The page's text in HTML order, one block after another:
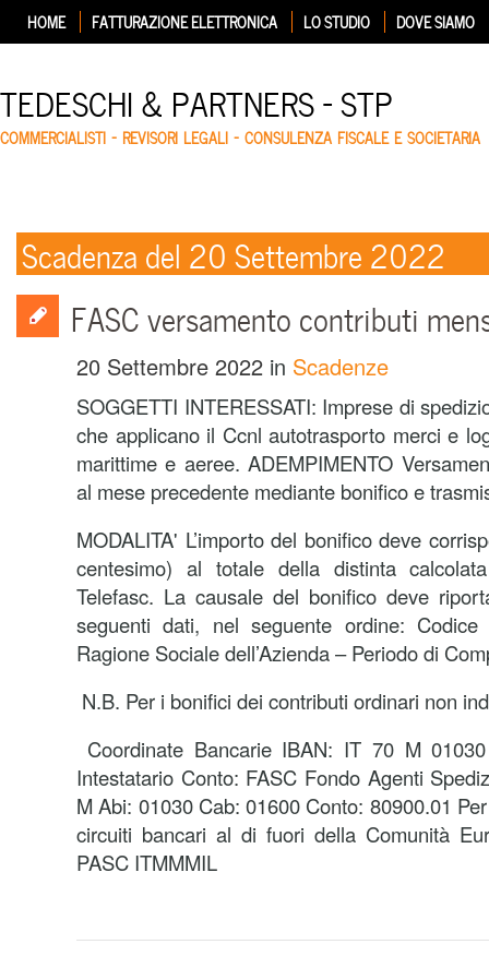
HOME FATTURAZIONE ELETTRONICA LO STUDIO DOVE SIAMO
TEDESCHI & PARTNERS – STP
COMMERCIALISTI – REVISORI LEGALI – CONSULENZA FISCALE E SOCIETARIA
Scadenza del 20 Settembre 2022
FASC versamento contributi
20 Settembre 2022 in Scadenze
SOGGETTI INTERESSATI: Imprese di
che applicano il Ccnl autotrasporto merci e
marittime e aeree. ADEMPIMENTO
al mese precedente mediante bonifico e
MODALITA' L’importo del bonifico deve
centesimo) al totale della distinta
Telefasc. La causale del bonifico deve
seguenti dati, nel seguente ordine: Codice
Ragione Sociale dell’Azienda – Periodo di
N.B. Per i bonifici dei contributi ordinari non
Coordinate Bancarie IBAN: IT 70 M
Intestatario Conto: FASC Fondo Agenti
M Abi: 01030 Cab: 01600 Conto: 80900.01
circuiti bancari al di fuori della Comunità
PASC ITMMMIL